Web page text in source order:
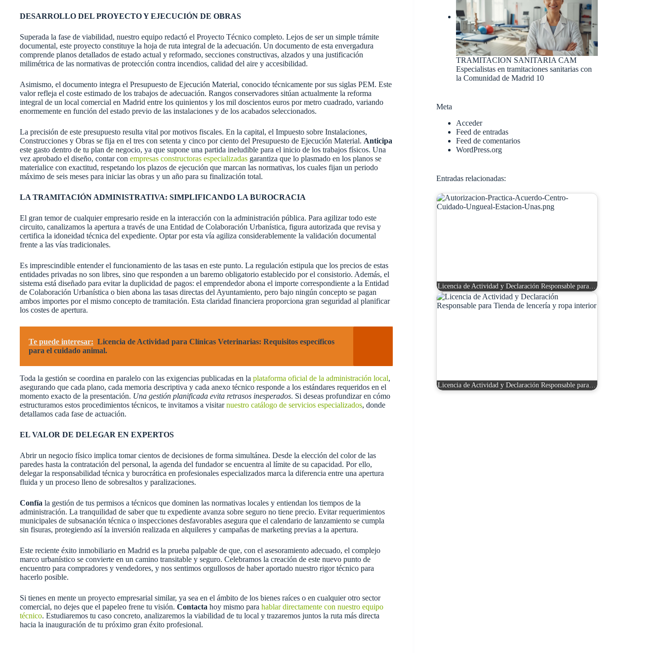
DESARROLLO DEL PROYECTO Y EJECUCIÓN DE OBRAS
Superada la fase de viabilidad, nuestro equipo redactó el Proyecto Técnico completo. Lejos de ser un simple trámite
documental, este proyecto constituye la hoja de ruta integral de la adecuación. Un documento de esta envergadura
comprende planos detallados de estado actual y reformado, secciones constructivas, alzados y una justificación
milimétrica de las normativas de protección contra incendios, calidad del aire y accesibilidad.
Asimismo, el documento integra el Presupuesto de Ejecución Material, conocido técnicamente por sus siglas PEM. Este
valor refleja el coste estimado de los trabajos de adecuación. Rangos conservadores sitúan actualmente la reforma
integral de un local comercial en Madrid entre los quinientos y los mil doscientos euros por metro cuadrado, variando
enormemente en función del estado previo de las instalaciones y de los acabados seleccionados.
La precisión de este presupuesto resulta vital por motivos fiscales. En la capital, el Impuesto sobre Instalaciones,
Construcciones y Obras se fija en el tres con setenta y cinco por ciento del Presupuesto de Ejecución Material. Anticipa
este gasto dentro de tu plan de negocio, ya que supone una partida ineludible para el inicio de los trabajos físicos. Una
vez aprobado el diseño, contar con empresas constructoras especializadas garantiza que lo plasmado en los planos se
materialice con exactitud, respetando los plazos de ejecución que marcan las normativas, los cuales fijan un periodo
máximo de seis meses para iniciar las obras y un año para su finalización total.
LA TRAMITACIÓN ADMINISTRATIVA: SIMPLIFICANDO LA BUROCRACIA
El gran temor de cualquier empresario reside en la interacción con la administración pública. Para agilizar todo este
circuito, canalizamos la apertura a través de una Entidad de Colaboración Urbanística, figura autorizada que revisa y
certifica la idoneidad técnica del expediente. Optar por esta vía agiliza considerablemente la validación documental
frente a las vías tradicionales.
Es imprescindible entender el funcionamiento de las tasas en este punto. La regulación estipula que los precios de estas
entidades privadas no son libres, sino que responden a un baremo obligatorio establecido por el consistorio. Además, el
sistema está diseñado para evitar la duplicidad de pagos: el emprendedor abona el importe correspondiente a la Entidad
de Colaboración Urbanística o bien abona las tasas directas del Ayuntamiento, pero bajo ningún concepto se pagan
ambos importes por el mismo concepto de tramitación. Esta claridad financiera proporciona gran seguridad al planificar
los costes de apertura.
Te puede interesar: Licencia de Actividad para Clínicas Veterinarias: Requisitos específicos
para el cuidado animal.
Toda la gestión se coordina en paralelo con las exigencias publicadas en la plataforma oficial de la administración local,
asegurando que cada plano, cada memoria descriptiva y cada anexo técnico responde a los estándares requeridos en el
momento exacto de la presentación. Una gestión planificada evita retrasos inesperados. Si deseas profundizar en cómo
estructuramos estos procedimientos técnicos, te invitamos a visitarnuestro catálogo de servicios especializados, donde
detallamos cada fase de actuación.
EL VALOR DE DELEGAR EN EXPERTOS
Abrir un negocio físico implica tomar cientos de decisiones de forma simultánea. Desde la elección del color de las
paredes hasta la contratación del personal, la agenda del fundador se encuentra al límite de su capacidad. Por ello,
delegar la responsabilidad técnica y burocrática en profesionales especializados marca la diferencia entre una apertura
fluida y un proceso lleno de sobresaltos y paralizaciones.
Confía la gestión de tus permisos a técnicos que dominen las normativas locales y entiendan los tiempos de la
administración. La tranquilidad de saber que tu expediente avanza sobre seguro no tiene precio. Evitar requerimientos
municipales de subsanación técnica o inspecciones desfavorables asegura que el calendario de lanzamiento se cumpla
sin fisuras, protegiendo así la inversión realizada en alquileres y campañas de marketing previas a la apertura.
Este reciente éxito inmobiliario en Madrid es la prueba palpable de que, con el asesoramiento adecuado, el complejo
marco urbanístico se convierte en un camino transitable y seguro. Celebramos la creación de este nuevo punto de
encuentro para compradores y vendedores, y nos sentimos orgullosos de haber aportado nuestro rigor técnico para
hacerlo posible.
Si tienes en mente un proyecto empresarial similar, ya sea en el ámbito de los bienes raíces o en cualquier otro sector
comercial, no dejes que el papeleo frene tu visión. Contacta hoy mismo para hablar directamente con nuestro equipo
técnico. Estudiaremos tu caso concreto, analizaremos la viabilidad de tu local y trazaremos juntos la ruta más directa
hacia la inauguración de tu próximo gran éxito profesional.
TRAMITACION SANITARIA CAM
Especialistas en tramitaciones sanitarias con
la Comunidad de Madrid 10
Meta
Acceder
Feed de entradas
Feed de comentarios
WordPress.org
Entradas relacionadas:
Licencia de Actividad y Declaración Responsable para…
Licencia de Actividad y Declaración Responsable para…